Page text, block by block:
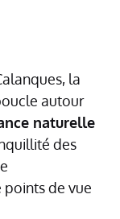
la
autour
naturelle
des
de vue